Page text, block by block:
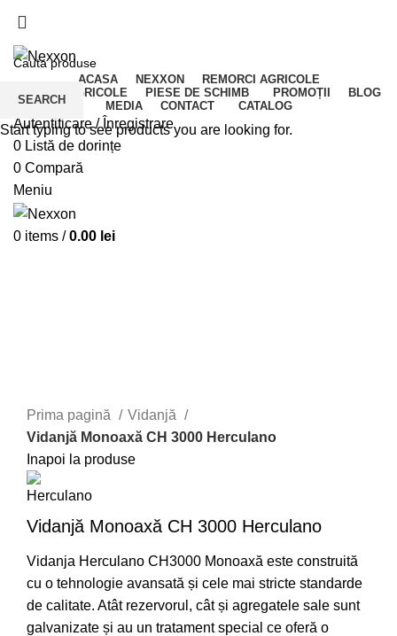
Nr. Telefon: 0722-220-531
ACASA NEXXON
REMORCI AGRICOLE
UTILAJE AGRICOLE
PIESE DE SCHIMB PROMOȚII
BLOG
MEDIA
CONTACT CATALOG
Autentificare / Înregistrare
0 Listă de dorințe
0 Compară
Meniu
0 items / 0.00 lei
Prima pagină
Vidanjă
Vidanjă Monoaxă CH 3000 Herculano
Inapoi la produse
Vidanjă Monoaxă CH 3000 Herculano
Vidanja Herculano CH3000 Monoaxă este construită
cu o tehnologie avansată și cele mai stricte standarde
de calitate. Atât rezervorul, cât și agregatele sale sunt
galvanizate și au un tratament special ce oferă o
SEARCH
Start typing to see products you are looking for.